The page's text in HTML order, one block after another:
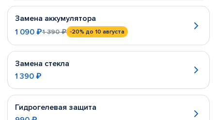
Замена аккумулятора
1 090 ₽1 390 ₽ -20% до 10 августа
Замена стекла
1 390 ₽
Гидрогелевая защита